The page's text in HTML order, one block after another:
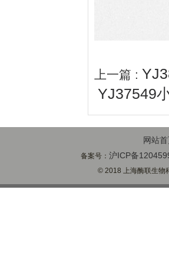
上一篇 :
YJ37549
网站
备案号：沪ICP备
© 2018 上海酶联生物